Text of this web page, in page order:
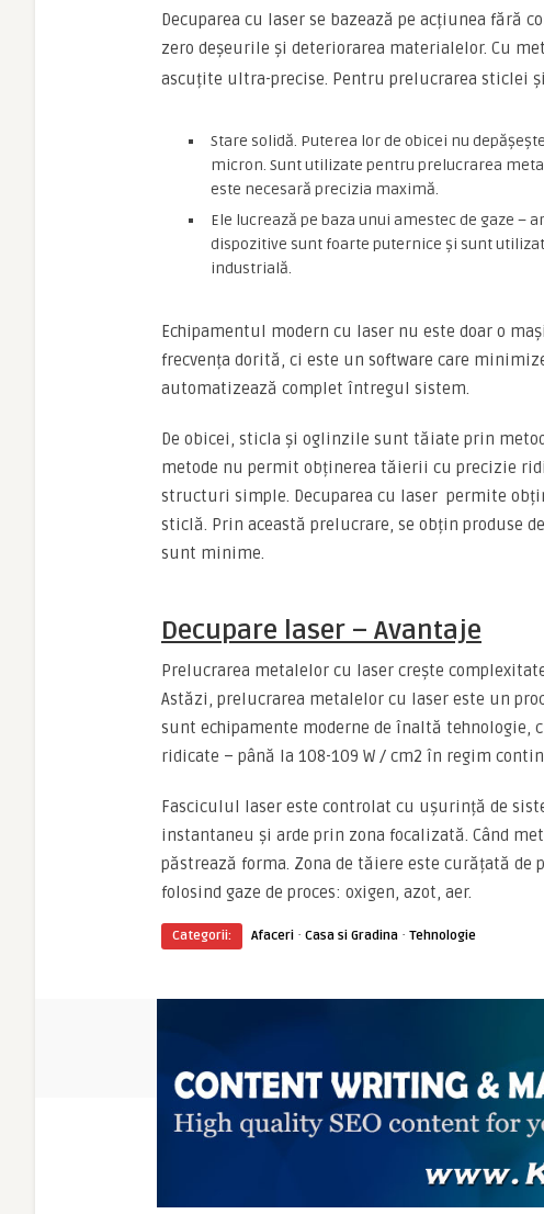
Decuparea cu laser se bazează pe acțiunea fără
zero deșeurile și deteriorarea materialelor. Cu
ascuțite ultra-precise. Pentru prelucrarea sticlei
Stare solidă. Puterea lor de obicei nu
micron. Sunt utilizate pentru prelucrarea
este necesară precizia maximă.
Ele lucrează pe baza unui amestec de gaze –
dispozitive sunt foarte puternice și sunt
industrială.
Echipamentul modern cu laser nu este doar o
frecvența dorită, ci este un software care
automatizează complet întregul sistem.
De obicei, sticla și oglinzile sunt tăiate prin
metode nu permit obținerea tăierii cu precizie
structuri simple. Decuparea cu laser permite
sticlă. Prin această prelucrare, se obțin produse
sunt minime.
Decupare laser – Avantaje
Prelucrarea metalelor cu laser crește
Astăzi, prelucrarea metalelor cu laser este un
sunt echipamente moderne de înaltă
ridicate – până la 108-109 W / cm2 în regim
Fasciculul laser este controlat cu ușurință de
instantaneu și arde prin zona focalizată. Când
păstrează forma. Zona de tăiere este curățată de
folosind gaze de proces: oxigen, azot, aer.
Categorii: Afaceri · Casa si Gradina · Tehnologie